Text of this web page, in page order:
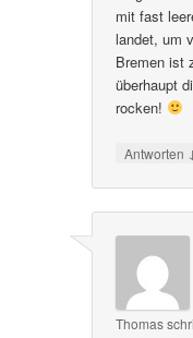
mit fast
landet, um
Bremen ist
überhaupt
rocken!
Antworten ↓
Thomas